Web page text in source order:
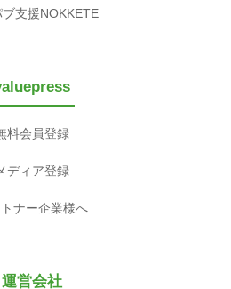
ブ支援NOKKETE
料会員登録
ディア登録
ナー企業様へ
運営会社